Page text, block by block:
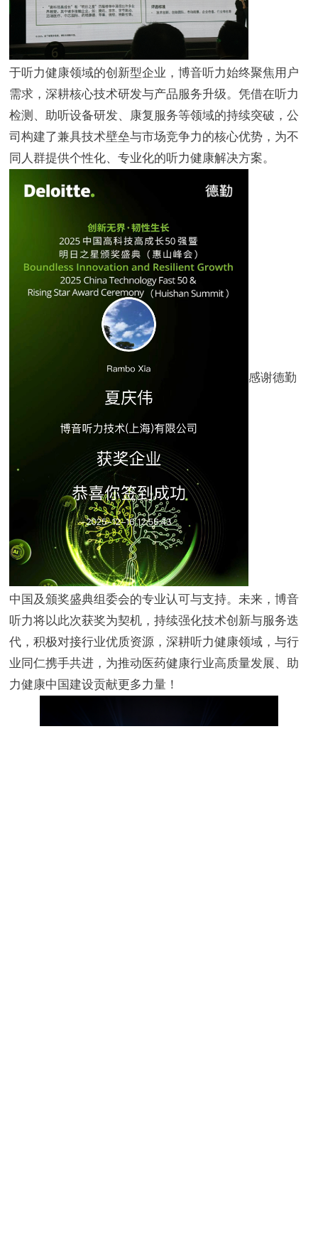
于听力健康领域的创新型企业，博音听力始终聚焦用户
需求，深耕核心技术研发与产品服务升级。凭借在听力
检测、助听设备研发、康复服务等领域的持续突破，公
司构建了兼具技术壁垒与市场竞争力的核心优势，为不
同人群提供个性化、专业化的听力健康解决方案。
感谢德勤
中国及颁奖盛典组委会的专业认可与支持。未来，博音
听力将以此次获奖为契机，持续强化技术创新与服务迭
代，积极对接行业优质资源，深耕听力健康领域，与行
业同仁携手共进，为推动医药健康行业高质量发展、助
力健康中国建设贡献更多力量！